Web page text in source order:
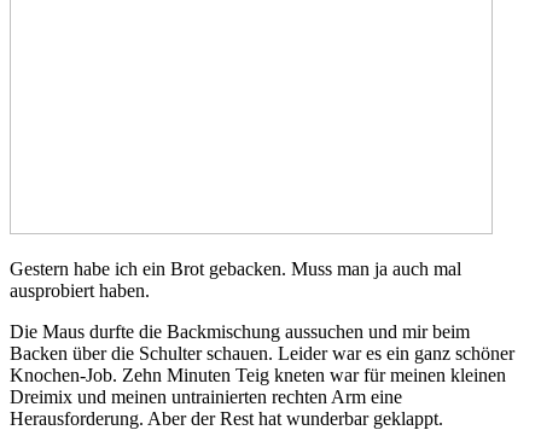
Gestern habe ich ein Brot gebacken. Muss man ja auch mal
ausprobiert haben.
Die Maus durfte die Backmischung aussuchen und mir beim
Backen über die Schulter schauen. Leider war es ein ganz schöner
Knochen-Job. Zehn Minuten Teig kneten war für meinen kleinen
Dreimix und meinen untrainierten rechten Arm eine
Herausforderung. Aber der Rest hat wunderbar geklappt.